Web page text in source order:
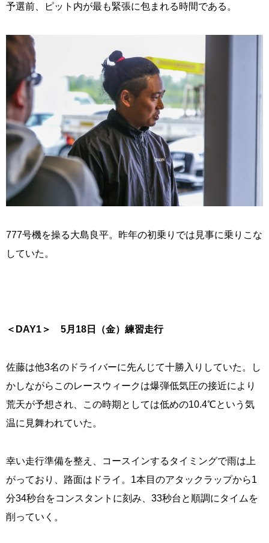
予選前、ピット内が最も緊張に包まれる時間である。
777号機を操る大島良平。昨年の初乗りでは見事に乗りこな
していた。
＜ DAY1 ＞ 5月 18 日（金）練習走行
佐藤は他3名のドライバーに先んじて十勝入りしていた。し
かしながらこのレースウィークは爆弾低気圧の接近により
荒天が予想され、この時期としては低めの10.4℃という気
温に見舞われていた。
幸い走行準備を整え、コースインするタイミングで雨は上
がっており、路面はドライ。1本目のアタックラップから1
分34秒台をコンスタントに刻み、33秒台と順調にタイムを
削っていく。